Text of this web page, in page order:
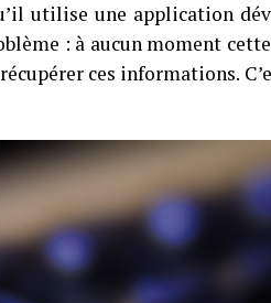
utilise une application
: à aucun moment
ces informations.